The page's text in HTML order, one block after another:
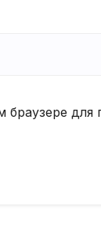
браузере